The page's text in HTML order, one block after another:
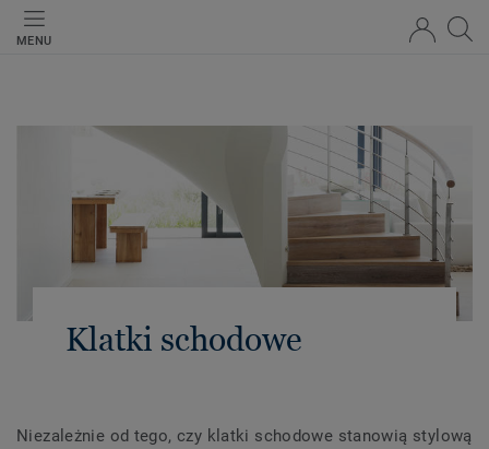
MENU
Klatki schodowe
Niezależnie od tego, czy klatki schodowe stanowią stylową